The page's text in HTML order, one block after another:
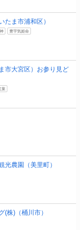
たま市浦和区）
豊宇気姫命
市大宮区）お参り見ど
葉
光農園（美里町）
(株)（桶川市）